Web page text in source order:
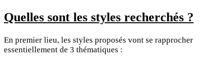
Quelles sont les styles recherchés ?
En premier lieu, les styles proposés vont se rapprocher
essentiellement de 3 thématiques :